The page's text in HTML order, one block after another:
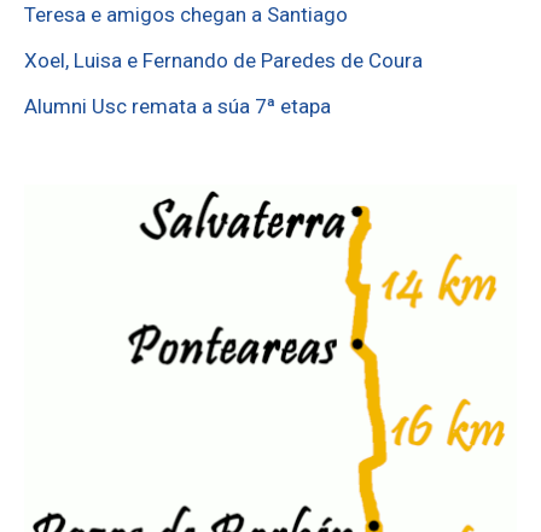
Teresa e amigos chegan a Santiago
Xoel, Luisa e Fernando de Paredes de Coura
Alumni Usc remata a súa 7ª etapa